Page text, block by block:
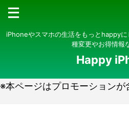
iPhoneやスマホの生活をもっとhappy
種変更やお得情報
Happy
※本ページはプロモーションが